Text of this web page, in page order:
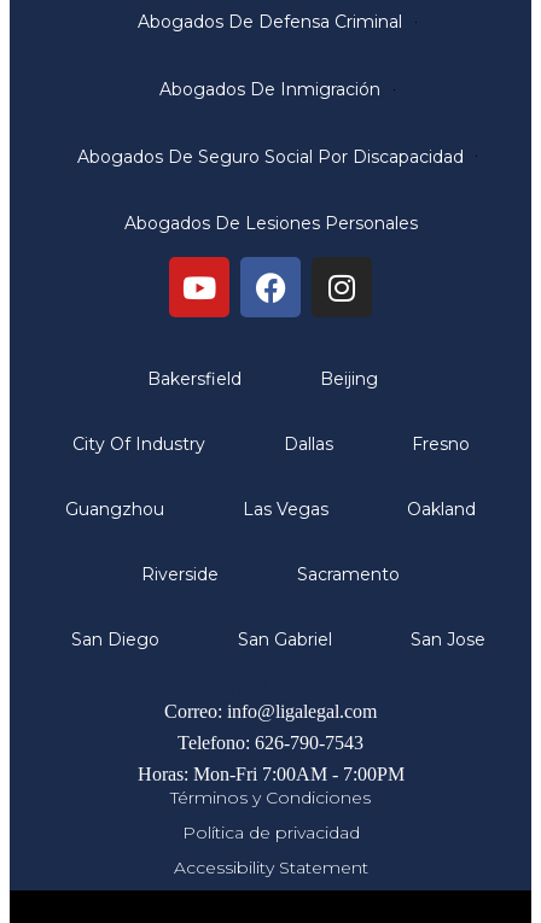
Abogados De Defensa Criminal
Abogados De Inmigración
Abogados De Seguro Social Por Discapacidad
Abogados De Lesiones Personales
Bakersfield Beijing
City Of Industry Dallas Fresno
Guangzhou Las Vegas Oakland
Riverside Sacramento
San Diego San Gabriel San Jose
Correo: info@ligalegal.com
Telefono: 626-790-7543
Horas: Mon-Fri 7:00AM - 7:00PM
Términos y Condiciones
Política de privacidad
Accessibility Statement